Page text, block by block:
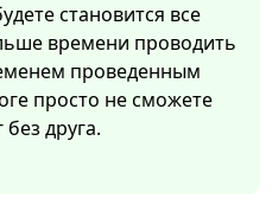
становится все
времени проводить
проведенным
просто не сможете
друга.